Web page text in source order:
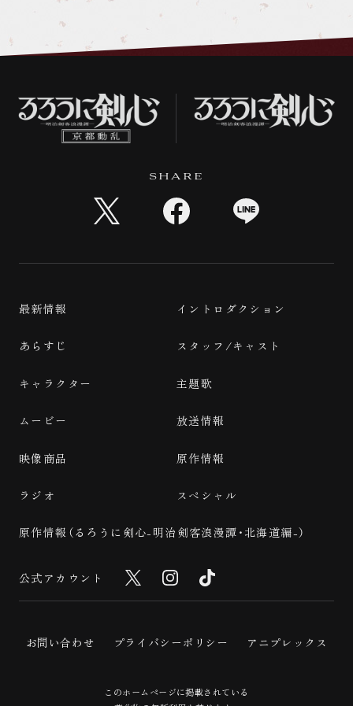
SHARE
最新情報 イントロダクション
あらすじ スタッフ/キャスト
キャラクター 主題歌
ムービー 放送情報
映像商品 原作情報
ラジオ スペシャル
原作情報（るろうに剣心-明治剣客浪漫譚・北海道編-）
公式アカウント
お問い合わせ プライバシーポリシー アニプレックス
このホームページに掲載されている